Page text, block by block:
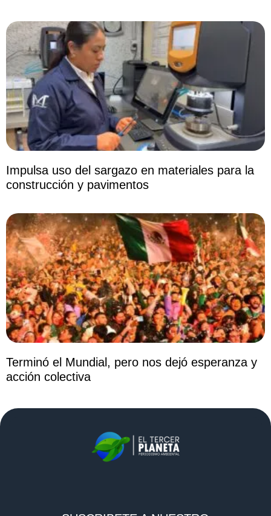
Impulsa uso del sargazo en materiales para la
construcción y pavimentos
Terminó el Mundial, pero nos dejó esperanza y
acción colectiva